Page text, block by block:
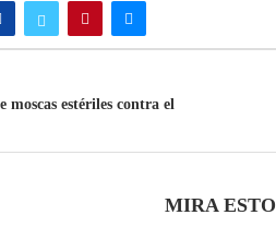
estériles contra el
MIRA ESTO